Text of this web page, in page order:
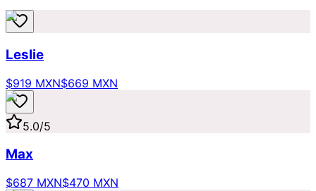
Leslie
$919 MXN$669 MXN
5.0/5
Max
$687 MXN$470 MXN